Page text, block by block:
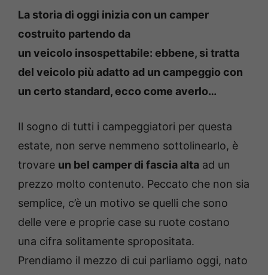
La storia di oggi inizia con un camper
costruito partendo da
un veicolo insospettabile: ebbene, si tratta
del veicolo più adatto ad un campeggio con
un certo standard, ecco come averlo…
Il sogno di tutti i campeggiatori per questa
estate, non serve nemmeno sottolinearlo, è
trovare un bel camper di fascia alta ad un
prezzo molto contenuto. Peccato che non sia
semplice, c’è un motivo se quelli che sono
delle vere e proprie case su ruote costano
una cifra solitamente spropositata.
Prendiamo il mezzo di cui parliamo oggi, nato